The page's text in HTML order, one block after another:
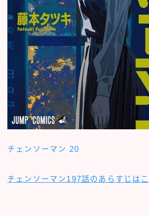
チェンソーマン 20
チェンソーマン197話のあらすじは